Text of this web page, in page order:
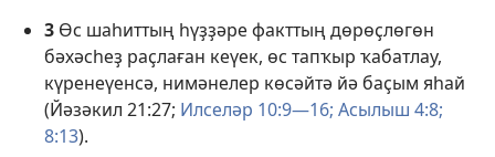
3 Өс шаһиттың һүҙҙәре факттың дөрөҫлөгөн
бәхәсһеҙ раҫлаған кеүек, өс тапҡыр ҡабатлау,
күренеүенсә, нимәнелер көсәйтә йә баҫым яһай
(Йәзәкил 21:27; Илселәр 10:9—16; Асылыш 4:8;
8:13).